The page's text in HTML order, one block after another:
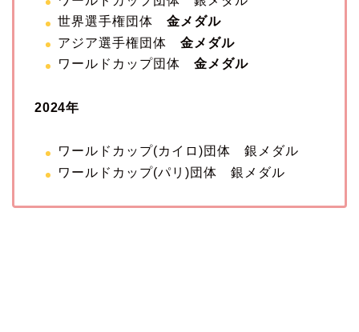
世界選手権団体 金メダル
アジア選手権団体 金メダル
ワールドカップ団体 金メダル
2024年
ワールドカップ(カイロ)団体 銀メダル
ワールドカップ(パリ)団体 銀メダル